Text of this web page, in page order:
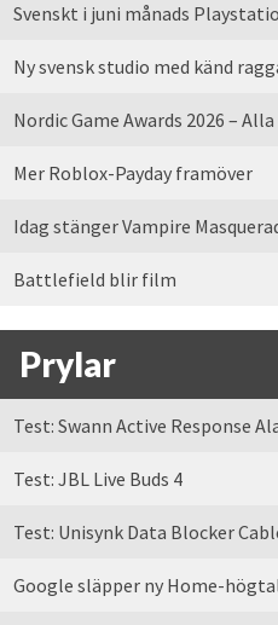
Svenskt i juni månads
Ny svensk studio med känd
Mer Roblox-Payday framöver
Battlefield blir film
Prylar
Test: Swann Active Response
Test: JBL Live Buds 4
Test: Unisynk Data Blocker